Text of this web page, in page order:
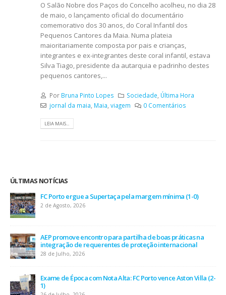
O Salão Nobre dos Paços do Concelho acolheu, no dia 28
de maio, o lançamento oficial do documentário
comemorativo dos 30 anos, do Coral Infantil dos
Pequenos Cantores da Maia. Numa plateia
maioritariamente composta por pais e crianças,
integrantes e ex-integrantes deste coral infantil, estava
Silva Tiago, presidente da autarquia e padrinho destes
pequenos cantores,...
Por Bruna Pinto Lopes Sociedade Última Hora
jornal da maia Maia viagem 0 Comentários
LEIA MAIS...
ÚLTIMAS NOTÍCIAS
FC Porto ergue a Supertaça pela margem mínima (1-0)
2 de Agosto, 2026
AEP promove encontro para partilha de boas práticas na
integração de requerentes de proteção internacional
28 de Julho, 2026
Exame de Época com Nota Alta: FC Porto vence Aston Villa (2-
1)